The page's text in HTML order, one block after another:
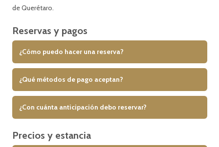
de Querétaro.
Reservas y pagos
¿Cómo puedo hacer una reserva?
¿Qué métodos de pago aceptan?
¿Con cuánta anticipación debo reservar?
Precios y estancia